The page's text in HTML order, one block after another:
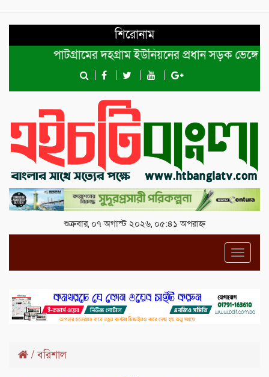
শিরোনাম
পাটগ্রামের দহগ্রাম ইউনিয়নের প্রধান সড়ক ভেঙ্গে
শুক্রবার, ০৭ অগাস্ট ২০২৬, ০৫:৪১ অপরাহ্ন
/বরিশাল